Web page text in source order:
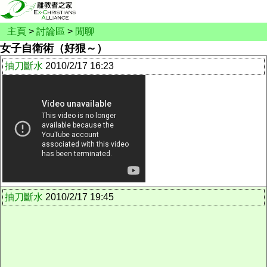
主頁 > 討論區 > 閒聊
女子自衛術（好狠～）
抽刀斷水 2010/2/17 16:23
抽刀斷水 2010/2/17 19:45